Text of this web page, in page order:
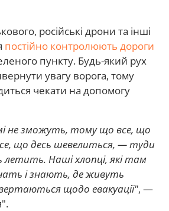
російські дрони та інші
постійно контролюють дороги
пункту. Будь-який рух
увагу ворога, тому
чекати на допомогу
не зможуть, тому що все, що
що десь шевелиться, — туди
летить. Наші хлопці, які там
і знають, де живуть
щодо евакуації", —